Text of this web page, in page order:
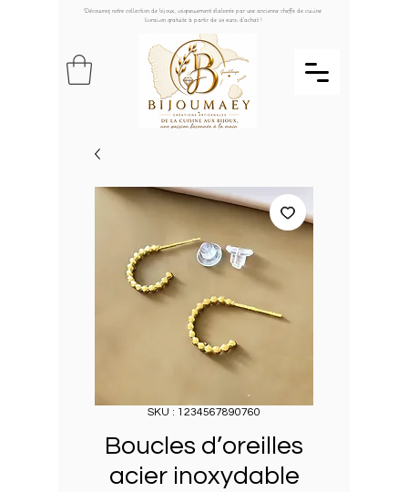
Découvrez notre collection de bijoux, soigneusement élaborée par une ancienne cheffe de cuisine
livraison gratuite à partir de 49 euros d'achat !
SKU : 1234567890760
Boucles d’oreilles
acier inoxydable